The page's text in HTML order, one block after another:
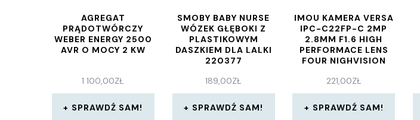
AGREGAT
PRĄDOTWÓRCZY
WEBER ENERGY 2500
AVR O MOCY 2 KW
1 100,00ZŁ
SPRAWDŹ SAM!
SMOBY BABY NURSE
WÓZEK GŁĘBOKI Z
PLASTIKOWYM
DASZKIEM DLA LALKI
220377
189,00ZŁ
SPRAWDŹ SAM!
IMOU KAMERA VERSA
IPC-C22FP-C 2MP
2.8MM F1.6 HIGH
PERFORMACE LENS
FOUR NIGHVISION
DETECTION BUILT IN
SIREN TWO-WAY
TALK IP65
(IPCC22FPC)
221,00ZŁ
SPRAWDŹ SAM!